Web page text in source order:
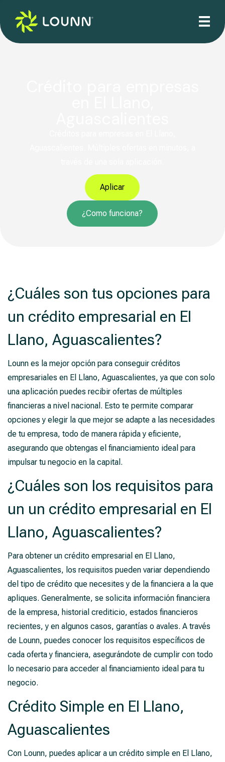
Aplicar
¿Como funciona?
¿Cuáles son tus opciones para
un crédito empresarial en El
Llano, Aguascalientes?
Lounn es la mejor opción para conseguir créditos
empresariales en El Llano, Aguascalientes, ya que con solo
una aplicación puedes recibir ofertas de múltiples
financieras a nivel nacional. Esto te permite comparar
opciones y elegir la que mejor se adapte a las necesidades
de tu empresa, todo de manera rápida y eficiente,
asegurando que obtengas el financiamiento ideal para
impulsar tu negocio en la capital.
¿Cuáles son los requisitos para
un un crédito empresarial en El
Llano, Aguascalientes?
Para obtener un crédito empresarial en El Llano,
Aguascalientes, los requisitos pueden variar dependiendo
del tipo de crédito que necesites y de la financiera a la que
apliques. Generalmente, se solicita información financiera
de la empresa, historial crediticio, estados financieros
recientes, y en algunos casos, garantías o avales. A través
de Lounn, puedes conocer los requisitos específicos de
cada oferta y financiera, asegurándote de cumplir con todo
lo necesario para acceder al financiamiento ideal para tu
negocio.
Crédito Simple en El Llano,
Aguascalientes
Con Lounn, puedes aplicar a un crédito simple en El Llano,